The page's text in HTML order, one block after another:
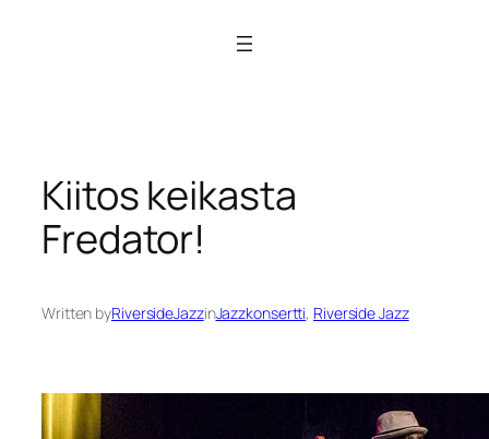
Kiitos keikasta
Fredator!
Written byRiversideJazzinJazzkonsertti, Riverside Jazz